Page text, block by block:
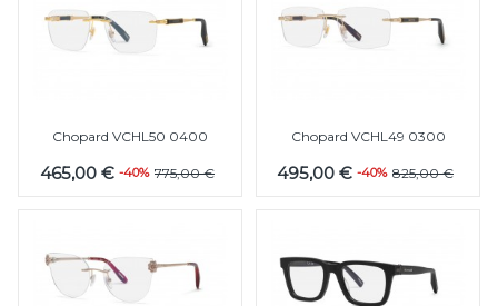
Chopard VCHL50 0400
465,00 € -40% 775,00 €
Chopard VCHL49 0300
495,00 € -40% 825,00 €